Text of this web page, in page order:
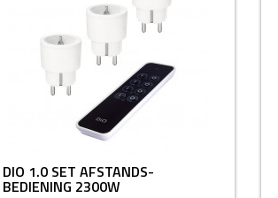
DIO 1.0 SET AFSTANDS-
BEDIENING 2300W